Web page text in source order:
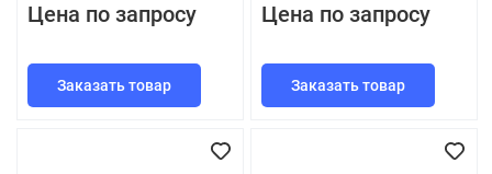
Цена по запросу
Заказать товар
Цена по запросу
Заказать товар